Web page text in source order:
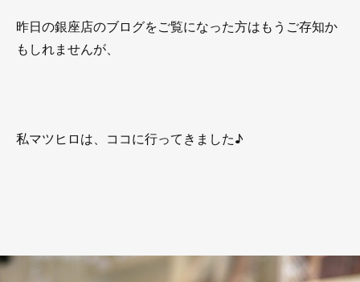
昨日の銀座店のブログをご覧になった方はもうご存知か
もしれませんが、
私マツヒロは、ココに行ってきました♪